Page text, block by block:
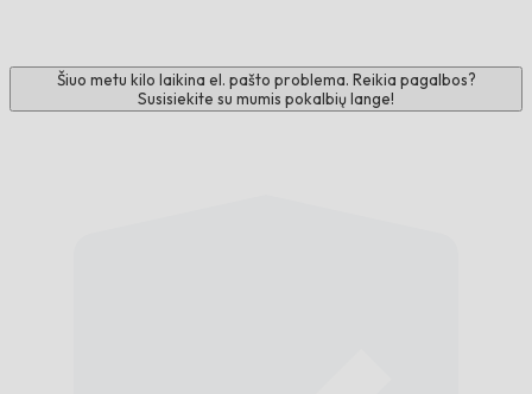
Šiuo metu kilo laikina el. pašto problema. Reikia pagalbos?
Susisiekite su mumis pokalbių lange!